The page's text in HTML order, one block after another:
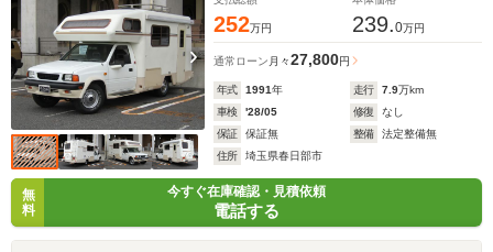
252万円 239.0万円
通常ローン 月々27,800円
年式 1991年 走行 7.9万km
車検
'28/05 修復
なし
保証
保証無 整備
法定整備無
住所
埼玉県春日部市
無
料
今すぐ在庫確認・見積依頼
電話する